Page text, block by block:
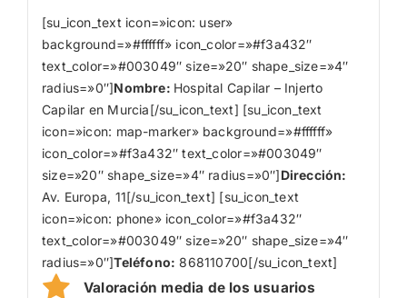
[su_icon_text icon=»icon: user»
background=»#ffffff» icon_color=»#f3a432″
text_color=»#003049″ size=»20″ shape_size=»4″
radius=»0″]Nombre: Hospital Capilar – Injerto
Capilar en Murcia[/su_icon_text] [su_icon_text
icon=»icon: map-marker» background=»#ffffff»
icon_color=»#f3a432″ text_color=»#003049″
size=»20″ shape_size=»4″ radius=»0″]Dirección:
Av. Europa, 11[/su_icon_text] [su_icon_text
icon=»icon: phone» icon_color=»#f3a432″
text_color=»#003049″ size=»20″ shape_size=»4″
radius=»0″]Teléfono: 868110700[/su_icon_text]
Valoración media de los usuarios